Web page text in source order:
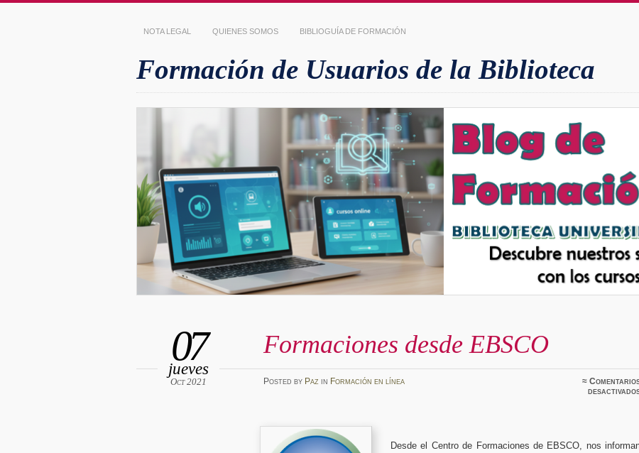
NOTA LEGAL QUIENES SOMOS BIBLIOGUÍA DE FORMACIÓN
Formación de Usuarios de la Biblioteca
Formaciones desde EBSCO
07
jueves
Oct 2021 Posted by Pazin Formación en línea ≈
Desde el Centro de Formaciones de EBSCO, nos